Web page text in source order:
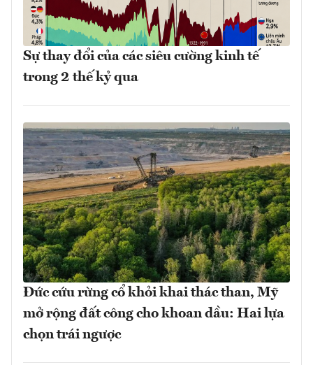
Sự thay đổi của các siêu cường kinh tế
trong 2 thế kỷ qua
Đức cứu rừng cổ khỏi khai thác than, Mỹ
mở rộng đất công cho khoan dầu: Hai lựa
chọn trái ngược